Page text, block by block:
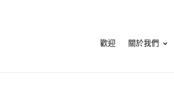
歡迎 關於我們